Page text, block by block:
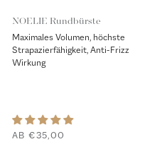
NOELIE Rundbürste
Maximales Volumen, höchste
Strapazierfähigkeit, Anti-Frizz
Wirkung
AB €35,00